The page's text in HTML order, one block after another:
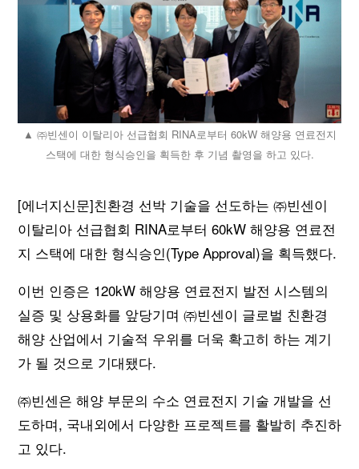
▲ ㈜빈센이 이탈리아 선급협회 RINA로부터 60kW 해양용 연료전지
스택에 대한 형식승인을 획득한 후 기념 촬영을 하고 있다.
[에너지신문]친환경 선박 기술을 선도하는 ㈜빈센이
이탈리아 선급협회 RINA로부터 60kW 해양용 연료전
지 스택에 대한 형식승인(Type Approval)을 획득했다.
이번 인증은 120kW 해양용 연료전지 발전 시스템의
실증 및 상용화를 앞당기며 ㈜빈센이 글로벌 친환경
해양 산업에서 기술적 우위를 더욱 확고히 하는 계기
가 될 것으로 기대됐다.
㈜빈센은 해양 부문의 수소 연료전지 기술 개발을 선
도하며, 국내외에서 다양한 프로젝트를 활발히 추진하
고 있다.